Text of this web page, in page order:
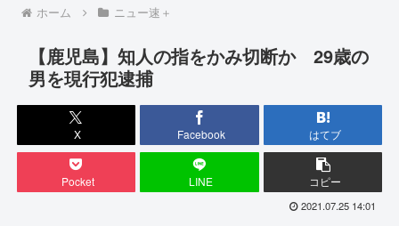
ホーム ニュー速＋
【鹿児島】知人の指をかみ切断か 29歳の
男を現行犯逮捕
X Facebook はてブ
Pocket LINE コピー
2021.07.25 14:01